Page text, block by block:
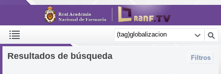
Filtros
Resultados de búsqueda